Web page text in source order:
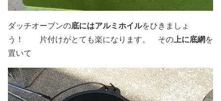
ダッチオーブンの底にはアルミホイルをひきましょ
う！ 片付けがとても楽になります。 その上に底網を
置いて